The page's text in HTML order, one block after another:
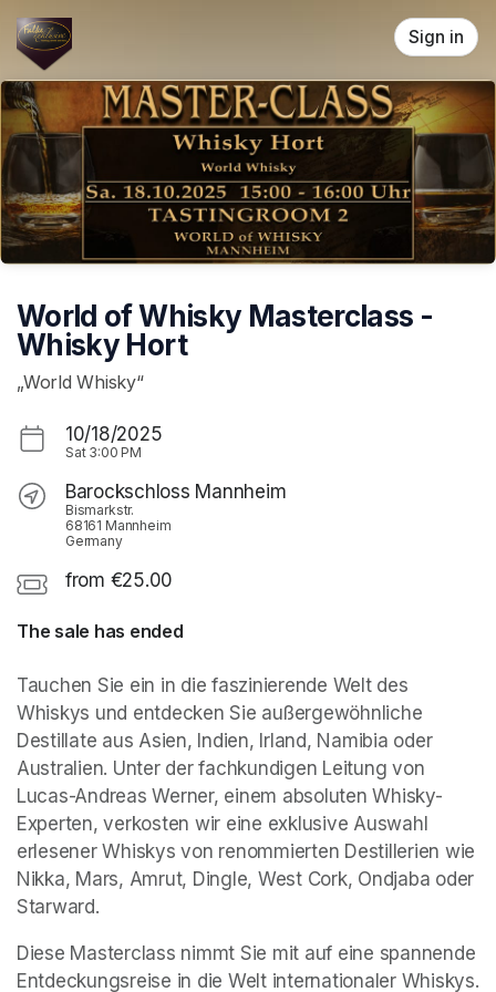
Skip header
Sign in
World of Whisky Masterclass -
Whisky Hort
„World Whisky“
10/18/2025
Sat 3:00 PM
Barockschloss Mannheim
Bismarkstr.
68161 Mannheim
Germany
from €25.00
The sale has ended
Tauchen Sie ein in die faszinierende Welt des
Whiskys und entdecken Sie außergewöhnliche
Destillate aus Asien, Indien, Irland, Namibia oder
Australien. Unter der fachkundigen Leitung von
Lucas-Andreas Werner, einem absoluten Whisky-
Experten, verkosten wir eine exklusive Auswahl
erlesener Whiskys von renommierten Destillerien wie
Nikka, Mars, Amrut, Dingle, West Cork, Ondjaba oder
Starward.
Diese Masterclass nimmt Sie mit auf eine spannende
Entdeckungsreise in die Welt internationaler Whiskys.